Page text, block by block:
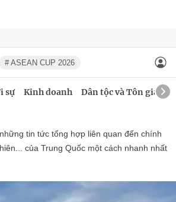
# ASEAN CUP 2026
sự Kinh doanh Dân tộc và Tôn giáo
của Trung Quốc một cách nhanh nhất